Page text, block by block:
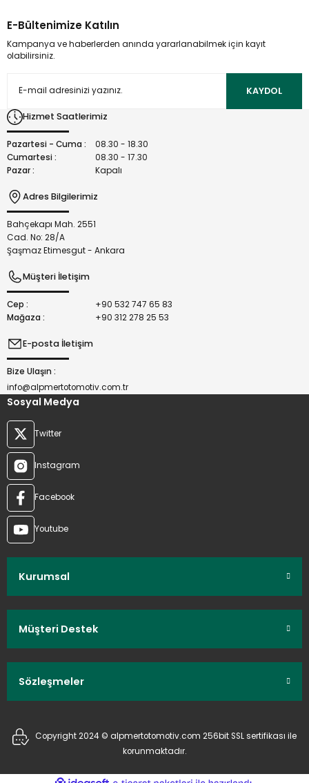
kullanarak tarafımıza iletebilirsiniz.
Görüş ve önerileriniz için teşekkür ederiz.
Ürün açıklamasında eksik bilgiler bulunuyor.
Bu ürüne benzer farklı alternatifler olmalı.
E-Bültenimize Katılın
Kampanya ve haberlerden anında yararlanabilmek için kayıt
olabilirsiniz.
KAYDOL
Hizmet Saatlerimiz
Pazartesi - Cuma :
08.30 - 18.30
Cumartesi :
08.30 - 17.30
Pazar :
Kapalı
Adres Bilgilerimiz
Bahçekapı Mah. 2551
Cad. No: 28/A
Şaşmaz Etimesgut - Ankara
Müşteri İletişim
Cep :
+90 532 747 65 83
Mağaza :
+90 312 278 25 53
E-posta İletişim
Bize Ulaşın :
info@alpmertotomotiv.com.tr
Sosyal Medya
Twitter
Instagram
Facebook
Youtube
Kurumsal
Müşteri Destek
Sözleşmeler
Copyright 2024 © alpmertotomotiv.com 256bit SSL sertifikası ile
korunmaktadır.